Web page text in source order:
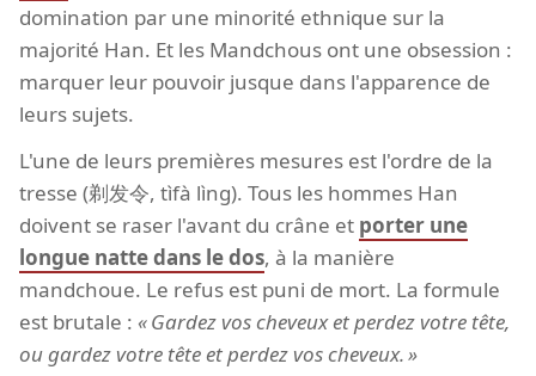
domination par une minorité ethnique sur la
majorité Han. Et les Mandchous ont une obsession :
marquer leur pouvoir jusque dans l'apparence de
leurs sujets.
L'une de leurs premières mesures est l'ordre de la
tresse (剃发令, tìfà lìng). Tous les hommes Han
doivent se raser l'avant du crâne et porter une
longue natte dans le dos, à la manière
mandchoue. Le refus est puni de mort. La formule
est brutale :
Gardez vos cheveux et perdez votre tête,
ou gardez votre tête et perdez vos cheveux.